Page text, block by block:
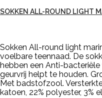
SOKKEN ALL-ROUND LIGHT
Sokken All-round light
voelbare teennaad. De
hebben een Anti-
geurvrij helpt te houden.
Met badstofzool.
katoen, 22% polyester, 3%